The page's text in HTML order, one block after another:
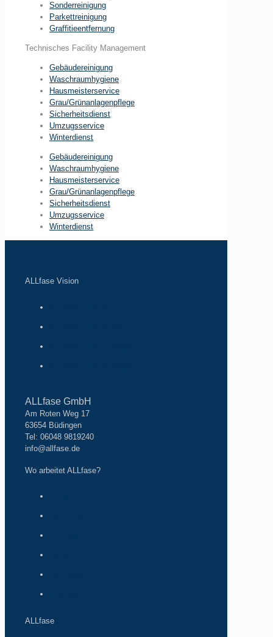
Sonderreinigung
Parkettreinigung
Graffitieentfernung
Technisches Facility Management
Gebäudereinigung
Waschraumhygiene
Hausmeisterservice
Grau/Grünanlagenpflege
Sicherheitsdienst
Umzugsservice
Winterdienst
Gebäudereinigung
Waschraumhygiene
Hausmeisterservice
Grau/Grünanlagenpflege
Sicherheitsdienst
Umzugsservice
Winterdienst
ALLfase Vision
ALLfase GmbH
Am Roten Weg 17
63654 Büdingen
Tel: 06048 9819240
info@allfase.de
Wo arbeitet ALLfase?
ALLfase